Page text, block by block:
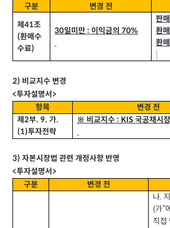
구분
변경 전
제41조
(환매수
수료)
30일미만 : 이익금의 70%
판
환
환
2) 비교지수 변경
<투자설명서 >
항목
변경 전
제2부. 9.가.
(1)투자전략
※ 비교지수 : KIS국공채시
3) 자본시장법 관련 개정사항 반영
<투자설명서 >
구분
변경 전
나.
(가”
직접